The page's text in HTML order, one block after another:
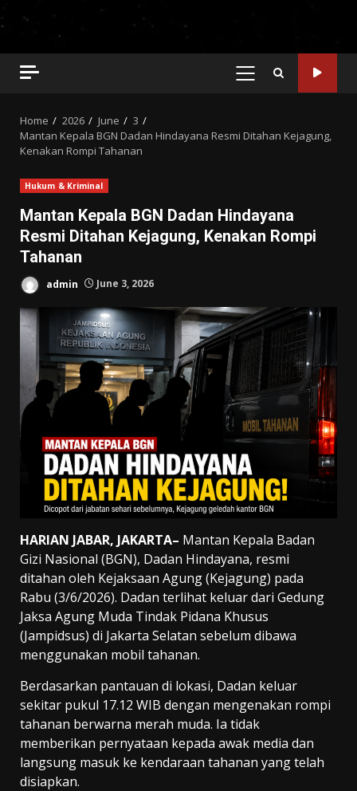
PRIMARY
Home 2026 June
3
Mantan Kepala BGN Dadan Hindayana Resmi Ditahan Kejagung,
Kenakan Rompi Tahanan
Hukum & Kriminal
Mantan Kepala BGN Dadan Hindayana
Resmi Ditahan Kejagung, Kenakan Rompi
Tahanan
admin June 3, 2026
HARIAN JABAR, JAKARTA– Mantan Kepala Badan
Gizi Nasional (BGN), Dadan Hindayana, resmi
ditahan oleh Kejaksaan Agung (Kejagung) pada
Rabu (3/6/2026). Dadan terlihat keluar dari Gedung
Jaksa Agung Muda Tindak Pidana Khusus
(Jampidsus) di Jakarta Selatan sebelum dibawa
menggunakan mobil tahanan.
Berdasarkan pantauan di lokasi, Dadan keluar
sekitar pukul 17.12 WIB dengan mengenakan rompi
tahanan berwarna merah muda. Ia tidak
memberikan pernyataan kepada awak media dan
langsung masuk ke kendaraan tahanan yang telah
disiapkan.